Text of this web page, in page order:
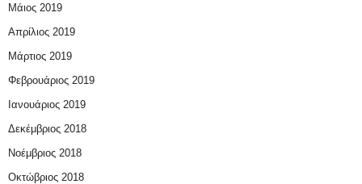
Μάιος 2019
Απρίλιος 2019
Μάρτιος 2019
Φεβρουάριος 2019
Ιανουάριος 2019
Δεκέμβριος 2018
Νοέμβριος 2018
Οκτώβριος 2018